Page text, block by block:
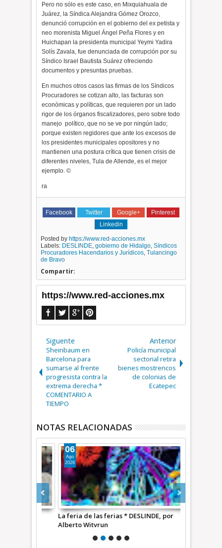
Pero no sólo es este caso, en Mixquiahuala de
Juárez, la Síndica Alejandra Gómez Orozco,
denunció corrupción en el gobierno del ex petista y
neo morenista Miguel Ángel Peña Flores y en
Huichapan la presidenta municipal Yeymi Yadira
Solís Zavala, fue denunciada de corrupción por su
Síndico Israel Bautista Suárez ofreciendo
documentos y presuntas pruebas.
En muchos otros casos las firmas de los Síndicos
Procuradores se cotizan alto, las facturas son
económicas y políticas, que requieren por un lado
rigor de los órganos fiscalizadores, pero sobre todo
manejo político, que no se ve por ningún lado;
porque existen regidores que ante los excesos de
los presidentes municipales opositores y no
mantienen una postura crítica que tienen crisis de
diferentes niveles, Tula de Allende, es el mejor
ejemplo. ©
ra
Facebook Twitter Google+
Pinterest
Linkedin
Posted by https://www.red-acciones.mx
Labels: DESLINDE,gobierno de Hidalgo,Síndicos
Procuradores Hacendarios y Jurídicos,Tulancingo
de Bravo
Compartir:
https://www.red-acciones.mx
Siguente
Sheinbaum en
Barcelona para
sumarse al frente
progresista contra la
extrema derecha *
COMENTARIO A
TIEMPO
Anterior
Policía municipal
sectorial retira
bienes mostrencos
de colonias de
Ecatepec
NOTAS RELACIONADAS
La feria de las ferias * DESLINDE, por
Alberto Witvrun
06
Ago
2026